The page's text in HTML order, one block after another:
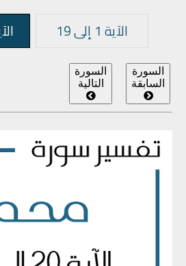
الآية 1 إلى 19 الآية
السورة
السابقة
السورة
التالية